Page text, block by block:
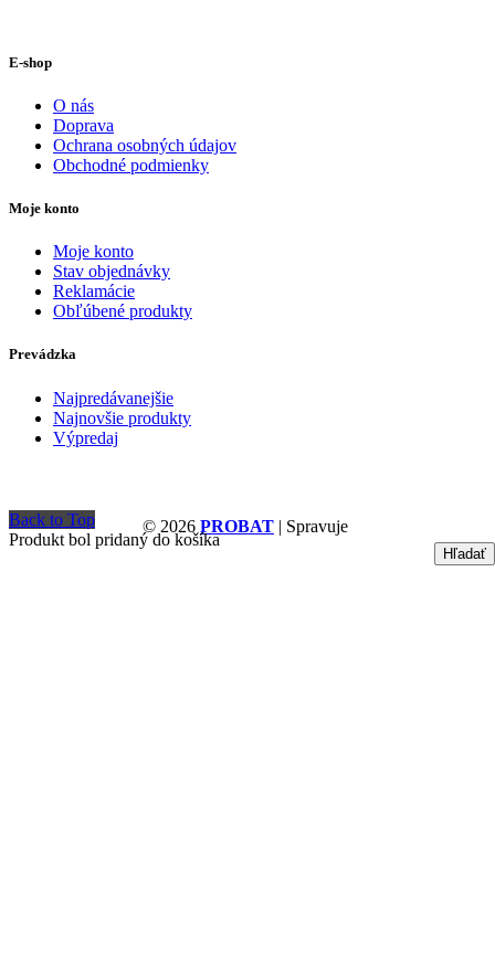
E-shop
O nás
Doprava
Ochrana osobných údajov
Obchodné podmienky
Moje konto
Moje konto
Stav objednávky
Reklamácie
Obľúbené produkty
Prevádzka
Najpredávanejšie
Najnovšie produkty
Výpredaj
© 2026 PROBAT | Spravuje
Back to Top
Produkt bol pridaný do košíka